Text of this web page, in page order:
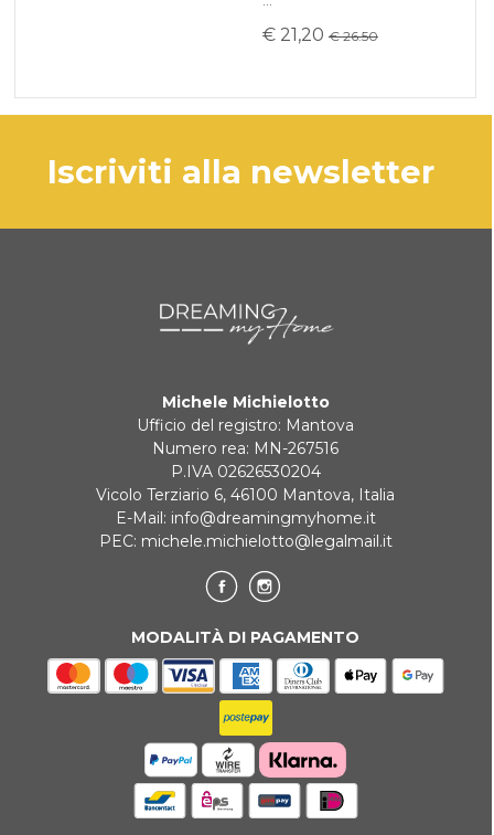
€ 21,20 € 26.50
iscriviti alla newsletter
Michele Michielotto
Ufficio del registro: Mantova
Numero rea: MN-267516
P.IVA 02626530204
Vicolo Terziario 6, 46100 Mantova, Italia
E-Mail: info@dreamingmyhome.it
PEC: michele.michielotto@legalmail.it
MODALITÀ DI PAGAMENTO